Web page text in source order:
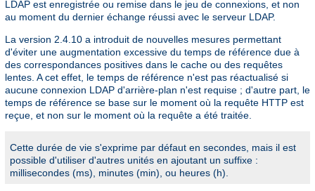
LDAP est enregistrée ou remise dans le jeu de connexions, et non
au moment du dernier échange réussi avec le serveur LDAP.
La version 2.4.10 a introduit de nouvelles mesures permettant
d'éviter une augmentation excessive du temps de référence due à
des correspondances positives dans le cache ou des requêtes
lentes. A cet effet, le temps de référence n'est pas réactualisé si
aucune connexion LDAP d'arrière-plan n'est requise ; d'autre part, le
temps de référence se base sur le moment où la requête HTTP est
reçue, et non sur le moment où la requête a été traitée.
Cette durée de vie s'exprime par défaut en secondes, mais il est
possible d'utiliser d'autres unités en ajoutant un suffixe :
millisecondes (ms), minutes (min), ou heures (h).